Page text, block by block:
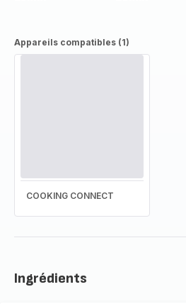
Appareils compatibles (1)
COOKING CONNECT
Ingrédients